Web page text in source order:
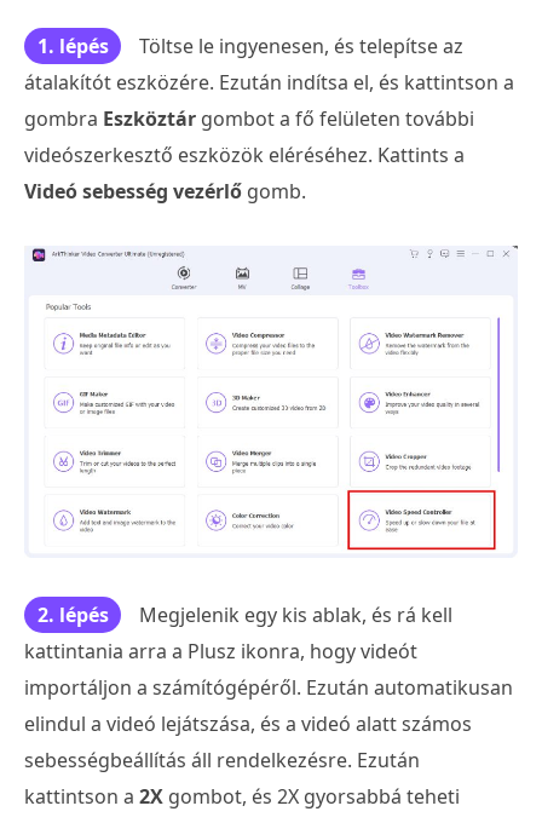
1. lépés
Töltse le ingyenesen, és telepítse az
átalakítót eszközére. Ezután indítsa el, és kattintson a
gombra Eszköztár gombot a fő felületen további
videószerkesztő eszközök eléréséhez. Kattints a
Videó sebesség vezérlő gomb.
2. lépés
Megjelenik egy kis ablak, és rá kell
kattintania arra a Plusz ikonra, hogy videót
importáljon a számítógépéről. Ezután automatikusan
elindul a videó lejátszása, és a videó alatt számos
sebességbeállítás áll rendelkezésre. Ezután
kattintson a 2X gombot, és 2X gyorsabbá teheti